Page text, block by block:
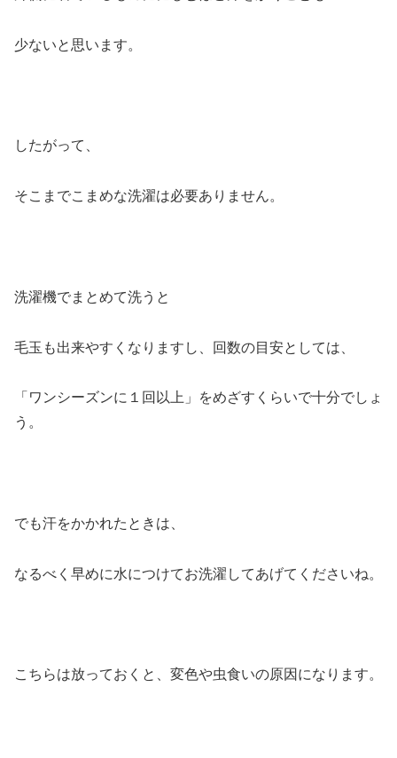
少ないと思います。
したがって、
そこまでこまめな洗濯は必要ありません。
洗濯機でまとめて洗うと
毛玉も出来やすくなりますし、回数の目安としては、
「ワンシーズンに１回以上」
をめざすくらいで十分でしょ
う。
でも汗をかかれたときは、
なるべく早めに水につけてお洗濯してあげてくださいね。
こちらは放っておくと、変色や虫食いの原因になります。